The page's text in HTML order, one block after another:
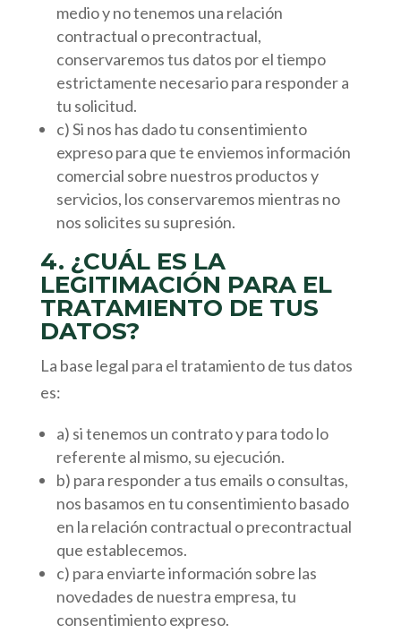
medio y no tenemos una relación
contractual o precontractual,
conservaremos tus datos por el tiempo
estrictamente necesario para responder a
tu solicitud.
c) Si nos has dado tu consentimiento
expreso para que te enviemos información
comercial sobre nuestros productos y
servicios, los conservaremos mientras no
nos solicites su supresión.
4. ¿CUÁL ES LA
LEGITIMACIÓN PARA EL
TRATAMIENTO DE TUS
DATOS?
La base legal para el tratamiento de tus datos
es:
a) si tenemos un contrato y para todo lo
referente al mismo, su ejecución.
b) para responder a tus emails o consultas,
nos basamos en tu consentimiento basado
en la relación contractual o precontractual
que establecemos.
c) para enviarte información sobre las
novedades de nuestra empresa, tu
consentimiento expreso.